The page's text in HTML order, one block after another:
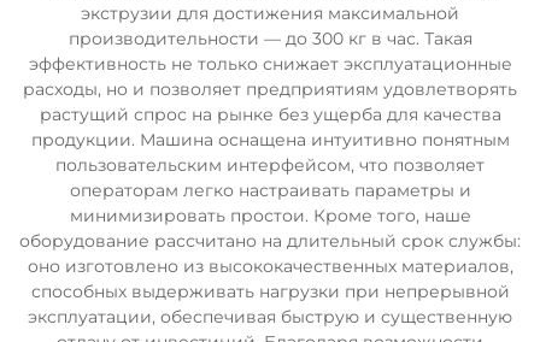
экструзии для достижения максимальной
производительности — до 300 кг в час. Такая
эффективность не только снижает эксплуатационные
расходы, но и позволяет предприятиям удовлетворять
растущий спрос на рынке без ущерба для качества
продукции. Машина оснащена интуитивно понятным
пользовательским интерфейсом, что позволяет
операторам легко настраивать параметры и
минимизировать простои. Кроме того, наше
оборудование рассчитано на длительный срок службы:
оно изготовлено из высококачественных материалов,
способных выдерживать нагрузки при непрерывной
эксплуатации, обеспечивая быструю и существенную